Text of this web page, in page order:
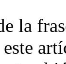
la
este